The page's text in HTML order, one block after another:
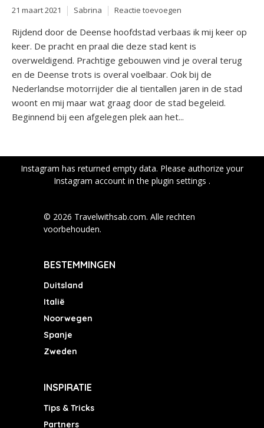
21 maart 2021 Sabrina Reactie toevoegen
Rijdend door de Deense hoofdstad verbaas ik mij keer op
keer. De pracht en praal die deze stad kent is
overweldigend. Prachtige gebouwen vind je overal terug
en de Deense trots is overal voelbaar. Ook bij de
Nederlandse motorrijder die al tientallen jaren in de stad
woont en mij maar wat graag door de stad begeleid.
Beginnend bij een afgelegen plek aan het...
Instagram has returned empty data. Please authorize your
Instagram account in the plugin settings .
© 2026 Travelwithsab.com. Alle rechten
voorbehouden.
BESTEMMINGEN
Duitsland
Italië
Noorwegen
Spanje
Zweden
INSPIRATIE
Tips & Tricks
Partners